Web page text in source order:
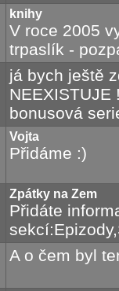
knihy
V roce 2005
trpaslík -
já bych ještě
NEEXISTUJE
bonusová
Vojta
Přidáme :)
Zpátky na Zem
Přidáte
A o čem byl